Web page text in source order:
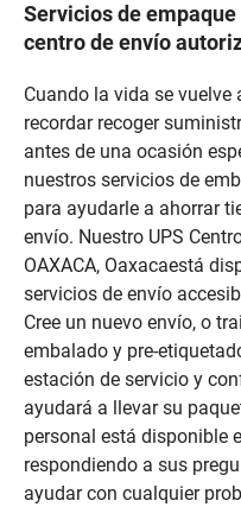
Servicios de
centro de envío
Cuando la vida se vuelve
recordar recoger
antes de una ocasión
nuestros servicios de
para ayudarle a ahorrar
envío. Nuestro UPS
OAXACA, Oaxacaestá
servicios de envío
Cree un nuevo envío, o
embalado y pre-
estación de servicio y
ayudará a llevar su
personal está disponible
respondiendo a sus
ayudar con cualquier